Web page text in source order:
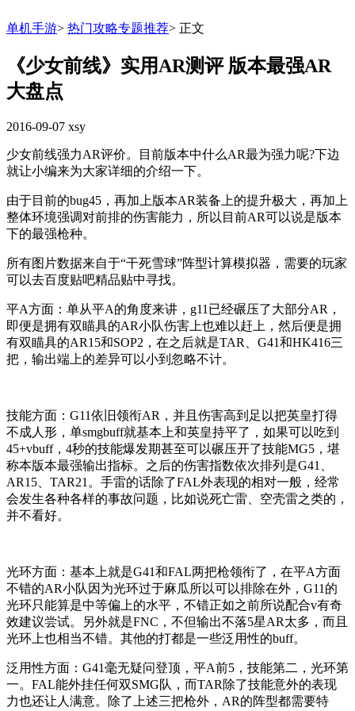
单机手游> 热门攻略专题推荐> 正文
《少女前线》实用AR测评 版本最强AR
大盘点
2016-09-07 xsy
少女前线强力AR评价。目前版本中什么AR最为强力呢?下边
就让小编来为大家详细的介绍一下。
由于目前的bug45，再加上版本AR装备上的提升极大，再加上
整体环境强调对前排的伤害能力，所以目前AR可以说是版本
下的最强枪种。
所有图片数据来自于“干死雪球”阵型计算模拟器，需要的玩家
可以去百度贴吧精品贴中寻找。
平A方面：单从平A的角度来讲，g11已经碾压了大部分AR，
即便是拥有双瞄具的AR小队伤害上也难以赶上，然后便是拥
有双瞄具的AR15和SOP2，在之后就是TAR、G41和HK416三
把，输出端上的差异可以小到忽略不计。
技能方面：G11依旧领衔AR，并且伤害高到足以把英皇打得
不成人形，单smgbuff就基本上和英皇持平了，如果可以吃到
45+vbuff，4秒的技能爆发期甚至可以碾压开了技能MG5，堪
称本版本最强输出指标。之后的伤害指数依次排列是G41、
AR15、TAR21。手雷的话除了FAL外表现的相对一般，经常
会发生各种各样的事故问题，比如说死亡雷、空壳雷之类的，
并不看好。
光环方面：基本上就是G41和FAL两把枪领衔了，在平A方面
不错的AR小队因为光环过于麻瓜所以可以排除在外，G11的
光环只能算是中等偏上的水平，不错正如之前所说配合v有奇
效建议尝试。另外就是FNC，不但输出不落5星AR太多，而且
光环上也相当不错。其他的打都是一些泛用性的buff。
泛用性方面：G41毫无疑问登顶，平A前5，技能第二，光环第
一。FAL能外挂任何双SMG队，而TAR除了技能意外的表现
力也还让人满意。除了上述三把枪外，AR的阵型都需要特